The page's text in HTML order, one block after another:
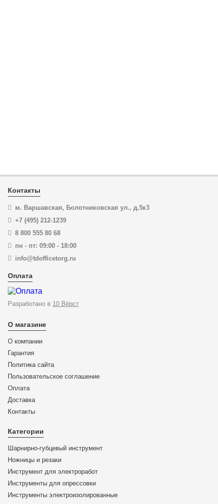
New!
подвесе KN-903102SB
12 167₽
ЦЕНА:
11 233₽
В корзину
Контакты
м. Варшавская, Болотниковская ул., д.5к3
+7 (495) 212-1239
8 800 555 80 68
пн - пт: 09:00 - 18:00
info@tdofficetorg.ru
Оплата
Разработано в 10 Вёрст
О магазине
О компании
Гарантия
Политика сайта
Пользовательское соглашение
Оплата
Доставка
Контакты
Категории
Шарнирно-губцевый инструмент
Ножницы и резаки
Инструмент для электроработ
Инструменты для опрессовки
Инструменты электроизолированные